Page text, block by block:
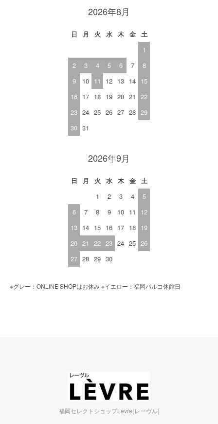
2026年8月
日 月 火 水 木 金
土
1
2
3 4 5 6 7
8
9
10 11 12 13 14 15
16 17 18 19 20 21
22
23 24 25 26 27 28 29
30 31
2026年9月
日 月 火 水 木 金
土
1
2 3 4
5
6
7 8 9 10 11
12
13 14 15 16 17 18 19
20 21 22 23 24 25 26
27 28 29 30
※グレー：ONLINE SHOPはお休み ※イエロー：福岡パルコ休館日
福岡セレクトショップLevre(レーヴル)